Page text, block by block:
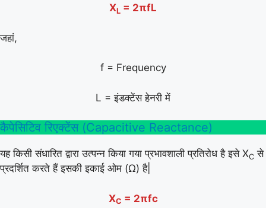
XL = 2πfL
जहां,
f = Frequency
L = इंडक्टेंस हेनरी में
कैपेसिटिव रिएक्टेंस (Capacitive Reactance)
यह किसी संधारित द्वारा उत्पन्न किया गया प्रभावशाली प्रतिरोध है इसे XC से
प्रदर्शित करते हैं इसकी इकाई ओम (Ω) है|
XC = 2πfc